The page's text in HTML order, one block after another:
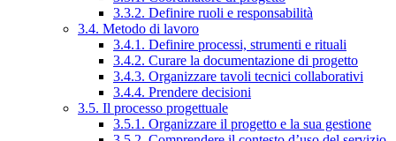
3.3.2. Definire ruoli e responsabilità
3.4. Metodo di lavoro
3.4.1. Definire processi, strumenti e rituali
3.4.2. Curare la documentazione di progetto
3.4.3. Organizzare tavoli tecnici collaborativi
3.4.4. Prendere decisioni
3.5. Il processo progettuale
3.5.1. Organizzare il progetto e la sua gestione